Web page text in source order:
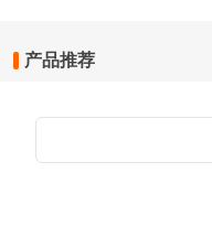
产品推荐